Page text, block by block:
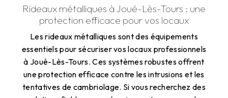
Rideaux métalliques à Joué-Lès-Tours : une
protection efficace pour vos locaux
Les rideaux métalliques sont des équipements
essentiels pour sécuriser vos locaux professionnels
à Joué-Lès-Tours. Ces systèmes robustes offrent
une protection efficace contre les intrusions et les
tentatives de cambriolage. Si vous recherchez des